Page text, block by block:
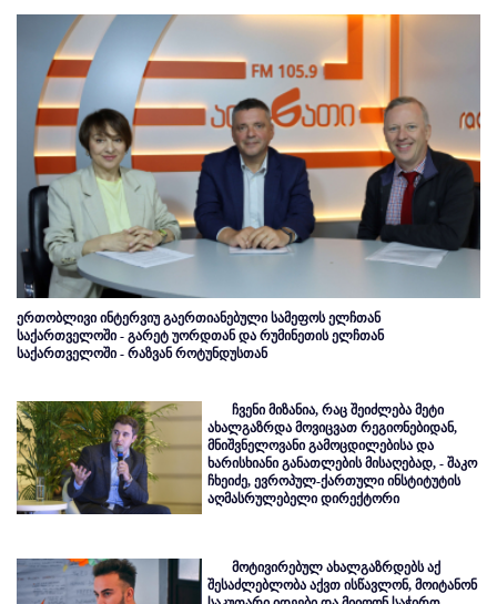
ერთობლივი ინტერვიუ გაერთიანებული სამეფოს ელჩთან
საქართველოში - გარეტ უორდთან და რუმინეთის ელჩთან
საქართველოში - რაზვან როტუნდუსთან
ჩვენი მიზანია, რაც შეიძლება მეტი
ახალგაზრდა მოვიცვათ რეგიონებიდან,
მნიშვნელოვანი გამოცდილებისა და
ხარისხიანი განათლების მისაღებად, - შაკო
ჩხეიძე, ევროპულ-ქართული ინსტიტუტის
აღმასრულებელი დირექტორი
მოტივირებულ ახალგაზრდებს აქ
შესაძლებლობა აქვთ ისწავლონ, მოიტანონ